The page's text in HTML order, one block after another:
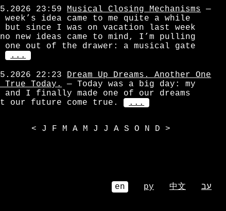
23:59 Musical Closing Mechanisms —
week’s idea came to me quite a while
but since I was on vacation last week
new ideas came to mind, I’m pulling
out of the drawer: a musical gate
...
22:23
Dream Up Dreams. Another One
True Today.
— Today was a big day: my
and I finally made one of our dreams
our future come true.
...
< J F M A M J J A S O N D >
en ру 中文 עב